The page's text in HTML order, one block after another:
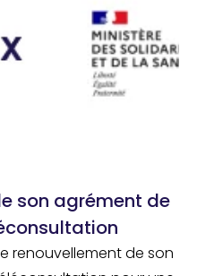
son agrément de
renouvellement de son